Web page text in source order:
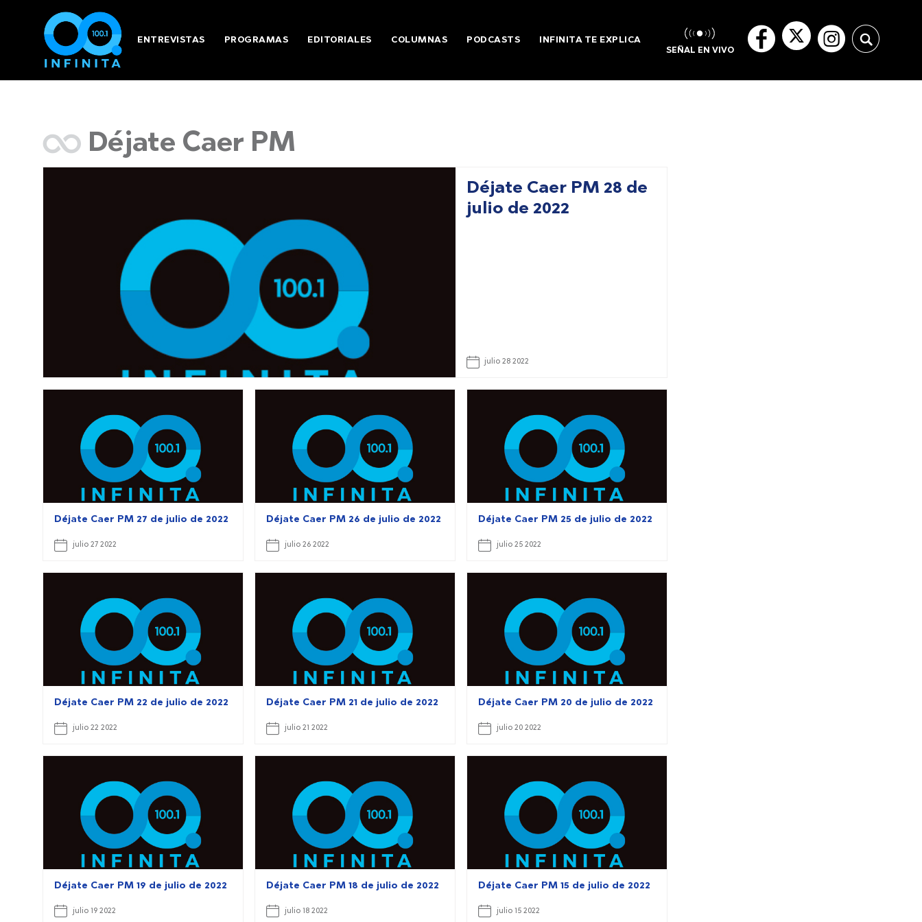
ENTREVISTAS PROGRAMAS EDITORIALES COLUMNAS PODCASTS INFINITA TE EXPLICA
SEÑAL EN VIVO
Déjate Caer PM
Déjate Caer PM 28 de
julio de 2022
julio 28 2022
Déjate Caer PM 27 de julio de 2022
julio 27 2022
Déjate Caer PM 26 de julio de 2022
julio 26 2022
Déjate Caer PM 25 de julio de 2022
julio 25 2022
Déjate Caer PM 22 de julio de 2022
julio 22 2022
Déjate Caer PM 21 de julio de 2022
julio 21 2022
Déjate Caer PM 20 de julio de 2022
julio 20 2022
Déjate Caer PM 19 de julio de 2022
julio 19 2022
Déjate Caer PM 18 de julio de 2022
julio 18 2022
Déjate Caer PM 15 de julio de 2022
julio 15 2022